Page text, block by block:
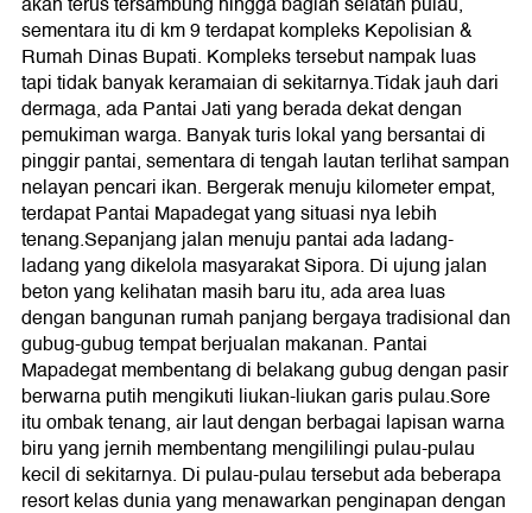
sementara itu di km 9 terdapat kompleks Kepolisian &
Rumah Dinas Bupati. Kompleks tersebut nampak luas
tapi tidak banyak keramaian di sekitarnya.Tidak jauh dari
dermaga, ada Pantai Jati yang berada dekat dengan
pemukiman warga. Banyak turis lokal yang bersantai di
pinggir pantai, sementara di tengah lautan terlihat sampan
nelayan pencari ikan. Bergerak menuju kilometer empat,
terdapat Pantai Mapadegat yang situasi nya lebih
tenang.Sepanjang jalan menuju pantai ada ladang-
ladang yang dikelola masyarakat Sipora. Di ujung jalan
beton yang kelihatan masih baru itu, ada area luas
dengan bangunan rumah panjang bergaya tradisional dan
gubug-gubug tempat berjualan makanan. Pantai
Mapadegat membentang di belakang gubug dengan pasir
berwarna putih mengikuti liukan-liukan garis pulau.Sore
itu ombak tenang, air laut dengan berbagai lapisan warna
biru yang jernih membentang mengililingi pulau-pulau
kecil di sekitarnya. Di pulau-pulau tersebut ada beberapa
resort kelas dunia yang menawarkan penginapan dengan